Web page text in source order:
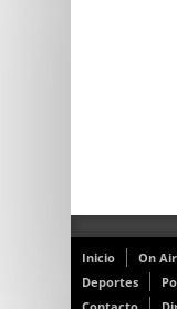
Inicio On Air
Deportes